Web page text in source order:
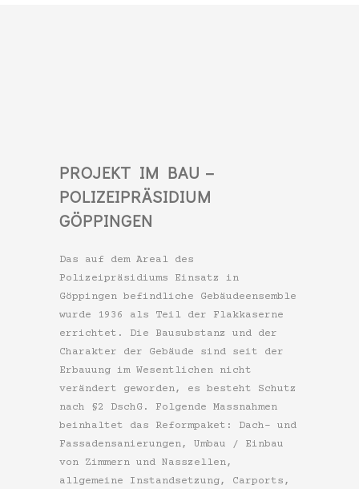
PROJEKT IM BAU –
POLIZEIPRÄSIDIUM
GÖPPINGEN
Das auf dem Areal des
Polizeipräsidiums Einsatz in
Göppingen befindliche Gebäudeensemble
wurde 1936 als Teil der Flakkaserne
errichtet. Die Bausubstanz und der
Charakter der Gebäude sind seit der
Erbauung im Wesentlichen nicht
verändert geworden, es besteht Schutz
nach §2 DschG. Folgende Massnahmen
beinhaltet das Reformpaket: Dach- und
Fassadensanierungen, Umbau / Einbau
von Zimmern und Nasszellen,
allgemeine Instandsetzung, Carports,